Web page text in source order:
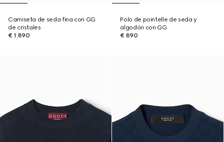
Camiseta de seda fina con GG
de cristales
€ 1.890
Polo de pointelle de seda y
algodón con GG
€ 890